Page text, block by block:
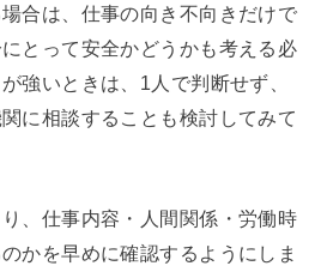
合は、仕事の向き不向きだけで
とって安全かどうかも考える必
強いときは、1人で判断せず、
に相談することも検討してみて
、仕事内容・人間関係・労働時
かを早めに確認するようにしま